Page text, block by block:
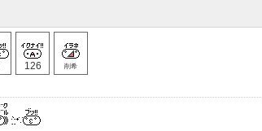
126 削希